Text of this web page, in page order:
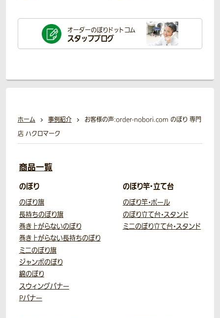
オーダーのぼりドットコム
スタッフブログ
ホーム 事例紹介
お客様の声:order-nobori.com のぼり 専門
店 ハクロマーク
商品一覧
のぼり
のぼり旗
長持ちのぼり旗
巻き上がらないのぼり
巻き上がらない長持ちのぼり
ミニのぼり旗
ジャンボのぼり
綿のぼり
スウィングバナー
Pバナー
のぼり竿・立て台
のぼり竿・ポール
のぼり立て台・スタンド
ミニのぼり立て台・スタンド